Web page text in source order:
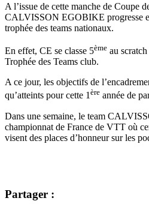
A l’issue de cette manche de Coupe
CALVISSON EGOBIKE progresse
trophée des teams nationaux.
En effet, CE se classe 5ème au scratch
Trophée des Teams club.
A ce jour, les objectifs de
qu’atteints pour cette 1ère année de
Dans une semaine, le team
championnat de France de VTT où
visent des places d’honneur sur les
Partager :